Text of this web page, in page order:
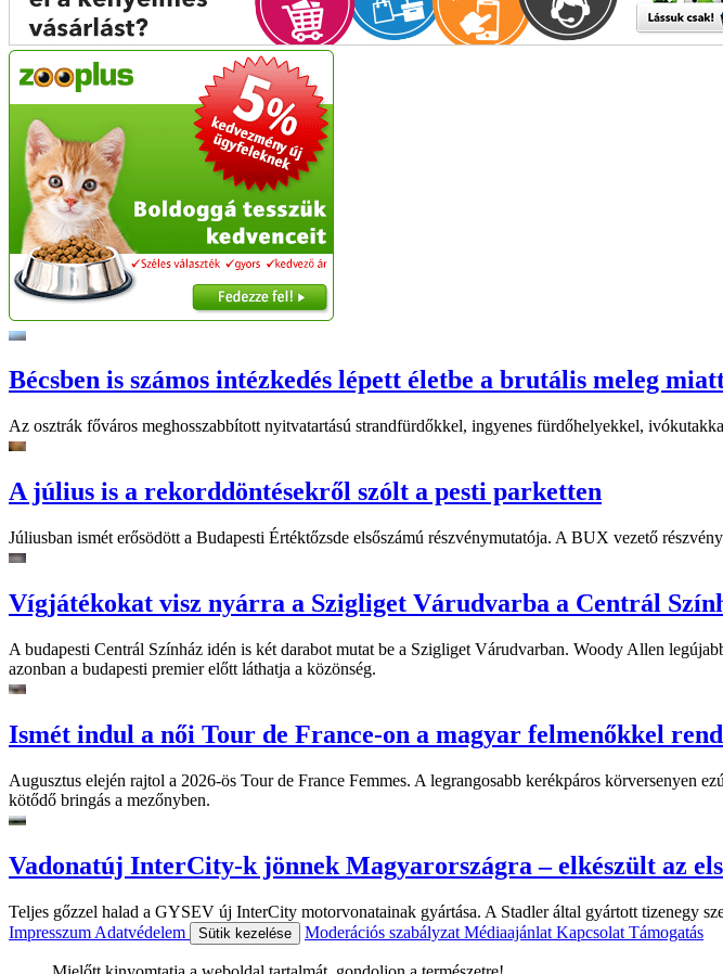
Bécsben is számos intézkedés lépett életbe a brutális meleg
Az osztrák főváros meghosszabbított nyitvatartású strandfürdőkkel, ingyenes fürdőhelyekkel,
A július is a rekorddöntésekről szólt a pesti parketten
Júliusban ismét erősödött a Budapesti Értéktőzsde elsőszámú részvénymutatója. A BUX vezető
Vígjátékokat visz nyárra a Szigliget Várudvarba a Centrál
A budapesti Centrál Színház idén is két darabot mutat be a Szigliget Várudvarban. Woody Allen
azonban a budapesti premier előtt láthatja a közönség.
Ismét indul a női Tour de France-on a magyar felmenőkkel
Augusztus elején rajtol a 2026-ös Tour de France Femmes. A legrangosabb kerékpáros körversenyen
kötődő bringás a mezőnyben.
Vadonatúj InterCity-k jönnek Magyarországra – elkészült az
Teljes gőzzel halad a GYSEV új InterCity motorvonatainak gyártása. A Stadler által gyártott tizenegy
Impresszum Adatvédelem Sütik kezelése Moderációs szabályzat Médiaajánlat Kapcsolat Támogatás